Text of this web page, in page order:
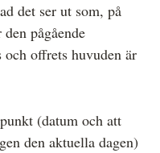
det ser ut som, på
pågående
och offrets huvuden är
(datum och att
den aktuella dagen)